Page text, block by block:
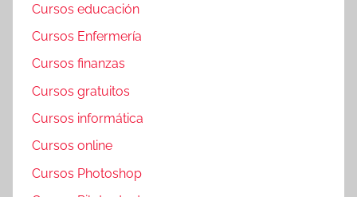
Cursos educación
Cursos Enfermería
Cursos finanzas
Cursos gratuitos
Cursos informática
Cursos online
Cursos Photoshop